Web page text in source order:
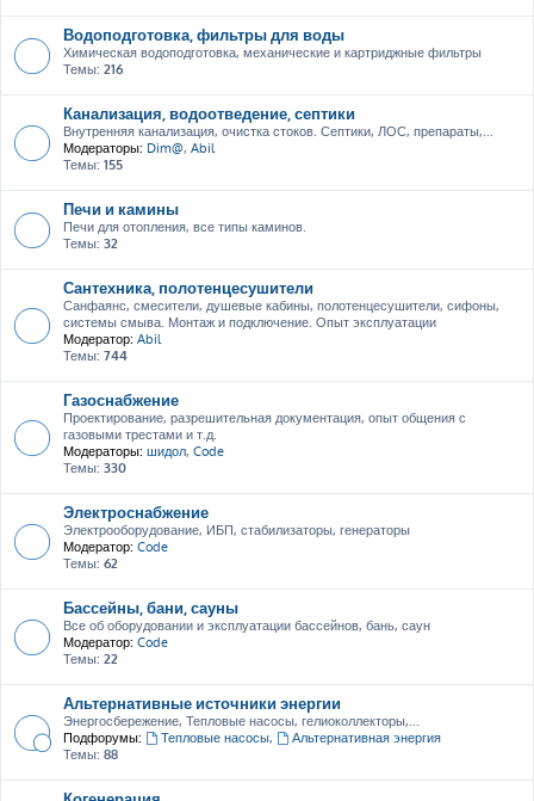
Водоподготовка, фильтры для воды
Химическая водоподготовка, механические и картриджные фильтры
Темы: 216
Канализация, водоотведение, септики
Внутренняя канализация, очистка стоков. Септики, ЛОС, препараты,...
Модераторы: Dim@, Abil
Темы: 155
Печи и камины
Печи для отопления, все типы каминов.
Темы: 32
Сантехника, полотенцесушители
Санфаянс, смесители, душевые кабины, полотенцесушители, сифоны,
системы смыва. Монтаж и подключение. Опыт эксплуатации
Модератор: Abil
Темы: 744
Газоснабжение
Проектирование, разрешительная документация, опыт общения с
газовыми трестами и т.д.
Модераторы: шидол, Code
Темы: 330
Электроснабжение
Электрооборудование, ИБП, стабилизаторы, генераторы
Модератор: Code
Темы: 62
Бассейны, бани, сауны
Все об оборудовании и эксплуатации бассейнов, бань, саун
Модератор: Code
Темы: 22
Альтернативные источники энергии
Энергосбережение, Тепловые насосы, гелиоколлекторы,...
Подфорумы:
Тепловые насосы,
Альтернативная энергия
Темы: 88